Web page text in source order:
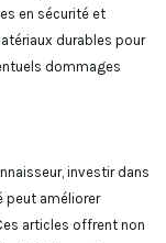
en sécurité et
durables pour
dommages
investir dans
peut améliorer
articles offrent non